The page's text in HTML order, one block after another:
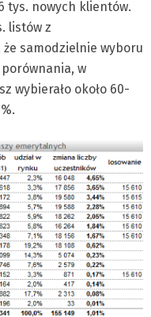
tys. nowych klientów.
listów z
samodzielnie wyboru
w
wybierało około 60-